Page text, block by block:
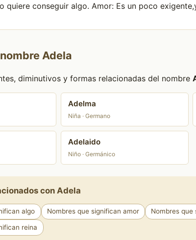
quiere conseguir algo. Amor: Es un poco
Adela
diminutivos y formas relacionadas del nombre
Adelma
Niña · Germano
Adelaido
Niño · Germánico
con Adela
algo Nombres que significan amor Nombres que
reina